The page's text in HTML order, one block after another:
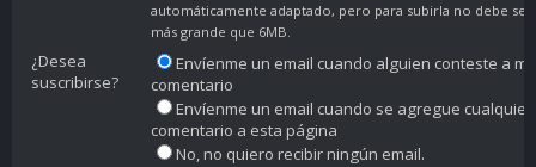
automáticamente adaptado, pero para subirla no debe ser
más grande que 6MB.
¿Desea
suscribirse?
Envíenme un email cuando alguien conteste a mi
comentario
Envíenme un email cuando se agregue cualquier
comentario a esta página
No, no quiero recibir ningún email.